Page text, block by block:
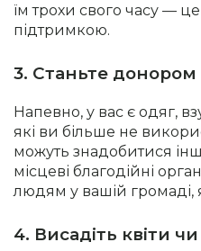
їм трохи свого часу —
підтримкою.
3. Станьте донором
Напевно, у вас є одяг,
які ви більше не
можуть знадобитися
місцеві благодійні
людям у вашій громаді,
4. Висадіть квіти